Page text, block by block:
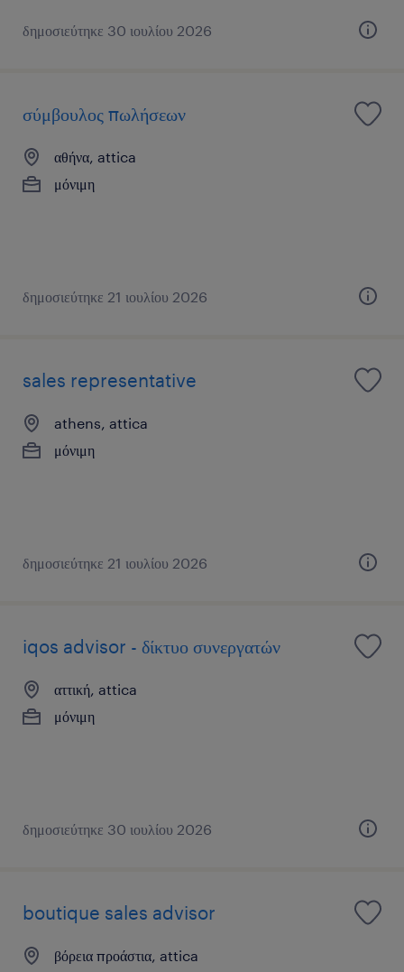
δημοσιεύτηκε 30 ιουλίου 2026
σύμβουλος πωλήσεων
αθήνα, attica
μόνιμη
δημοσιεύτηκε 21 ιουλίου 2026
sales representative
athens, attica
μόνιμη
δημοσιεύτηκε 21 ιουλίου 2026
iqos advisor - δίκτυο συνεργατών
αττική, attica
μόνιμη
δημοσιεύτηκε 30 ιουλίου 2026
boutique sales advisor
βόρεια προάστια, attica